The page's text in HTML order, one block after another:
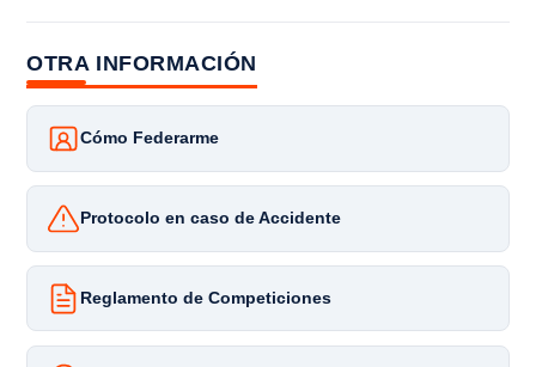
OTRA INFORMACIÓN
Cómo Federarme
Protocolo en caso de Accidente
Reglamento de Competiciones